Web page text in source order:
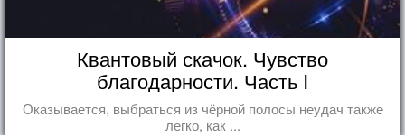
Квантовый скачок. Чувство
благодарности. Часть I
Оказывается, выбраться из чёрной полосы неудач также
легко, как ...